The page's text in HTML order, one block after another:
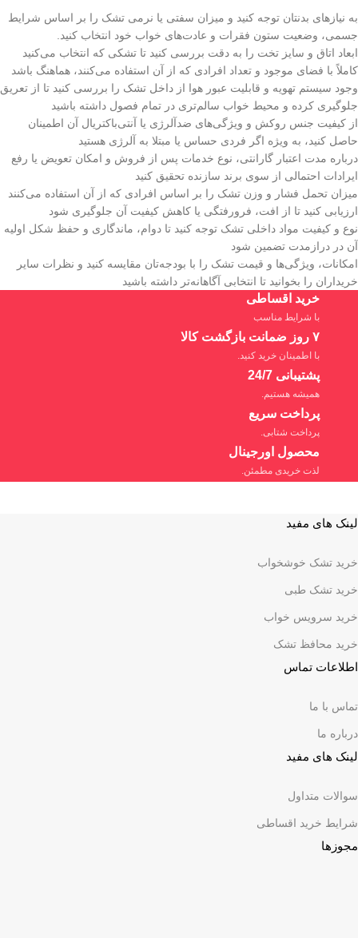
به نیازهای بدنتان توجه کنید و میزان سفتی یا نرمی تشک را بر اساس شرایط
جسمی، وضعیت ستون فقرات و عادت‌های خواب خود انتخاب کنید.
ابعاد اتاق و سایز تخت را به دقت بررسی کنید تا تشکی که انتخاب می‌کنید
کاملاً با فضای موجود و تعداد افرادی که از آن استفاده می‌کنند، هماهنگ باشد
وجود سیستم تهویه و قابلیت عبور هوا از داخل تشک را بررسی کنید تا از تعریق
جلوگیری کرده و محیط خواب سالم‌تری در تمام فصول داشته باشید
از کیفیت جنس روکش و ویژگی‌های ضدآلرژی یا آنتی‌باکتریال آن اطمینان
حاصل کنید، به ویژه اگر فردی حساس یا مبتلا به آلرژی هستید
درباره مدت اعتبار گارانتی، نوع خدمات پس از فروش و امکان تعویض یا رفع
ایرادات احتمالی از سوی برند سازنده تحقیق کنید
میزان تحمل فشار و وزن تشک را بر اساس افرادی که از آن استفاده می‌کنند
ارزیابی کنید تا از افت، فرورفتگی یا کاهش کیفیت آن جلوگیری شود
نوع و کیفیت مواد داخلی تشک توجه کنید تا دوام، ماندگاری و حفظ شکل اولیه
آن در درازمدت تضمین شود
امکانات، ویژگی‌ها و قیمت تشک را با بودجه‌تان مقایسه کنید و نظرات سایر
خریداران را بخوانید تا انتخابی آگاهانه‌تر داشته باشید
خرید اقساطی
با شرایط مناسب
۷ روز ضمانت بازگشت کالا
با اطمینان خرید کنید.
پشتیبانی 24/7
همیشه هستیم.
پرداخت سریع
پرداخت شتابی.
محصول اورجینال
لذت خریدی مطمئن.
لینک های مفید
خرید تشک خوشخواب
خرید تشک طبی
خرید سرویس خواب
خرید محافظ تشک
اطلاعات تماس
تماس با ما
درباره ما
لینک های مفید
سوالات متداول
شرایط خرید اقساطی
مجوزها